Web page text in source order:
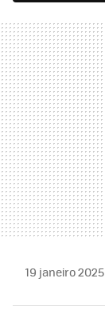
19 janeiro 2025